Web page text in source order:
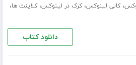
،کالی لینوکس،کرک در لینوکس،کلاینت ها،
دانلود کتاب